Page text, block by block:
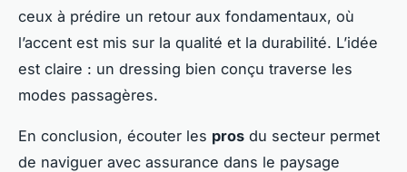
ceux à prédire un retour aux fondamentaux, où
l’accent est mis sur la qualité et la durabilité. L’idée
est claire : un dressing bien conçu traverse les
modes passagères.
En conclusion, écouter les pros du secteur permet
de naviguer avec assurance dans le paysage